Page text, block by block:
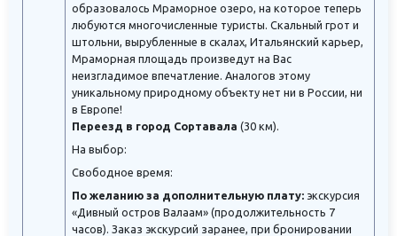
образовалось Мраморное озеро, на которое теперь
любуются многочисленные туристы. Скальный грот и
штольни, вырубленные в скалах, Итальянский карьер,
Мраморная площадь произведут на Вас
неизгладимое впечатление. Аналогов этому
уникальному природному объекту нет ни в России, ни
в Европе!
Переезд в город Сортавала (30 км).
На выбор:
Свободное время:
По желанию за дополнительную плату: экскурсия
«Дивный остров Валаам» (продолжительность 7
часов). Заказ экскурсий заранее, при бронировании